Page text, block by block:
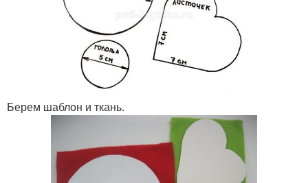
Берем шаблон и ткань.